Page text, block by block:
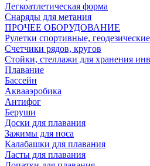
Легкоатлетическая форма
Снаряды для метания
ПРОЧЕЕ ОБОРУДОВАНИЕ
Рулетки спортивные, геодезические
Счетчики рядов, кругов
Стойки, стеллажи для хранения
Плавание
Бассейн
Аквааэробика
Антифог
Беруши
Доски для плавания
Зажимы для носа
Калабашки для плавания
Ласты для плавания